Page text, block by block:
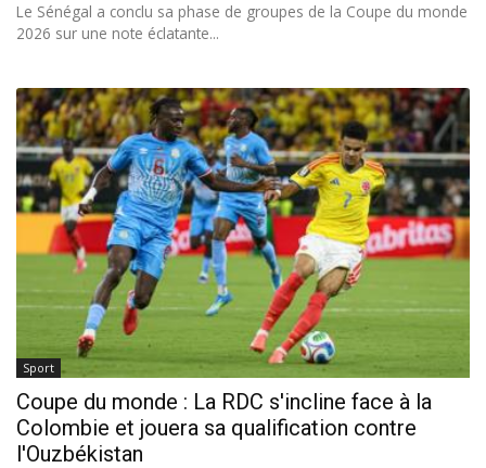
Le Sénégal a conclu sa phase de groupes de la Coupe du monde
2026 sur une note éclatante...
Sport
Coupe du monde : La RDC s'incline face à la
Colombie et jouera sa qualification contre
l'Ouzbékistan